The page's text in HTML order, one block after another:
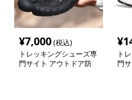
¥7,000(税込)
トレッキングシューズ専
門サイト アウトドア防
¥
ト
門